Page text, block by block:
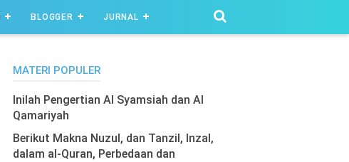
BLOGGER JURNAL
MATERI POPULER
Inilah Pengertian Al Syamsiah dan Al
Qamariyah
Berikut Makna Nuzul, dan Tanzil, Inzal,
dalam al-Quran, Perbedaan dan